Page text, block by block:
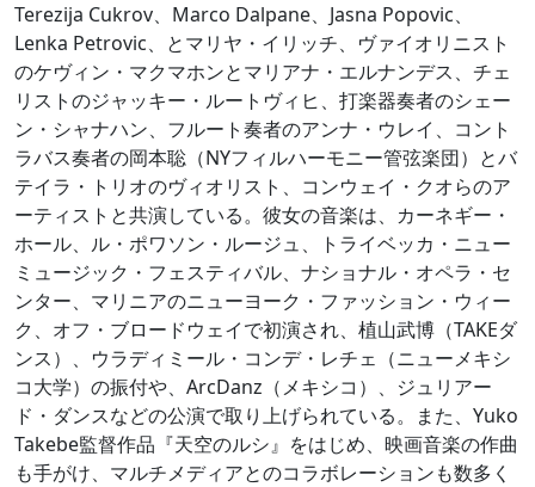
Terezija Cukrov、Marco Dalpane、Jasna Popovic、
Lenka Petrovic、とマリヤ・イリッチ、ヴァイオリニスト
のケヴィン・マクマホンとマリアナ・エルナンデス、チェ
リストのジャッキー・ルートヴィヒ、打楽器奏者のシェー
ン・シャナハン、フルート奏者のアンナ・ウレイ、コント
ラバス奏者の岡本聡（NYフィルハーモニー管弦楽団）とバ
テイラ・トリオのヴィオリスト、コンウェイ・クオらのア
ーティストと共演している。彼女の音楽は、カーネギー・
ホール、ル・ポワソン・ルージュ、トライベッカ・ニュー
ミュージック・フェスティバル、ナショナル・オペラ・セ
ンター、マリニアのニューヨーク・ファッション・ウィー
ク、オフ・ブロードウェイで初演され、植山武博（TAKEダ
ンス）、ウラディミール・コンデ・レチェ（ニューメキシ
コ大学）の振付や、ArcDanz（メキシコ）、ジュリアー
ド・ダンスなどの公演で取り上げられている。また、Yuko
Takebe監督作品『天空のルシ』をはじめ、映画音楽の作曲
も手がけ、マルチメディアとのコラボレーションも数多く